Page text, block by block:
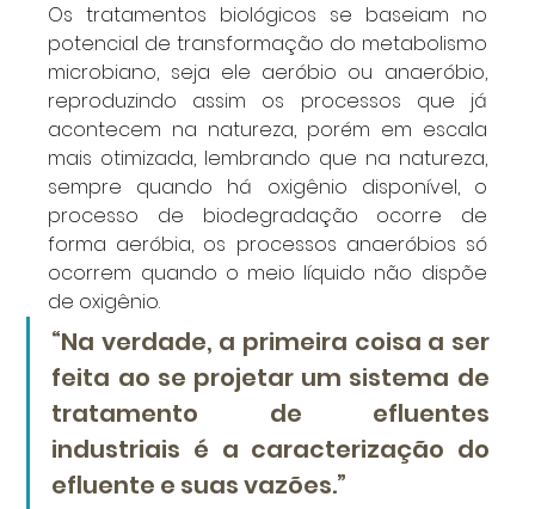
Os tratamentos biológicos se baseiam no
potencial de transformação do metabolismo
microbiano, seja ele aeróbio ou anaeróbio,
reproduzindo assim os processos que já
acontecem na natureza, porém em escala
mais otimizada, lembrando que na natureza,
sempre quando há oxigênio disponível, o
processo de biodegradação ocorre de
forma aeróbia, os processos anaeróbios só
ocorrem quando o meio líquido não dispõe
de oxigênio.
“Na verdade, a primeira coisa a ser
feita ao se projetar um sistema de
tratamento de efluentes
industriais é a caracterização do
efluente e suas vazões.”